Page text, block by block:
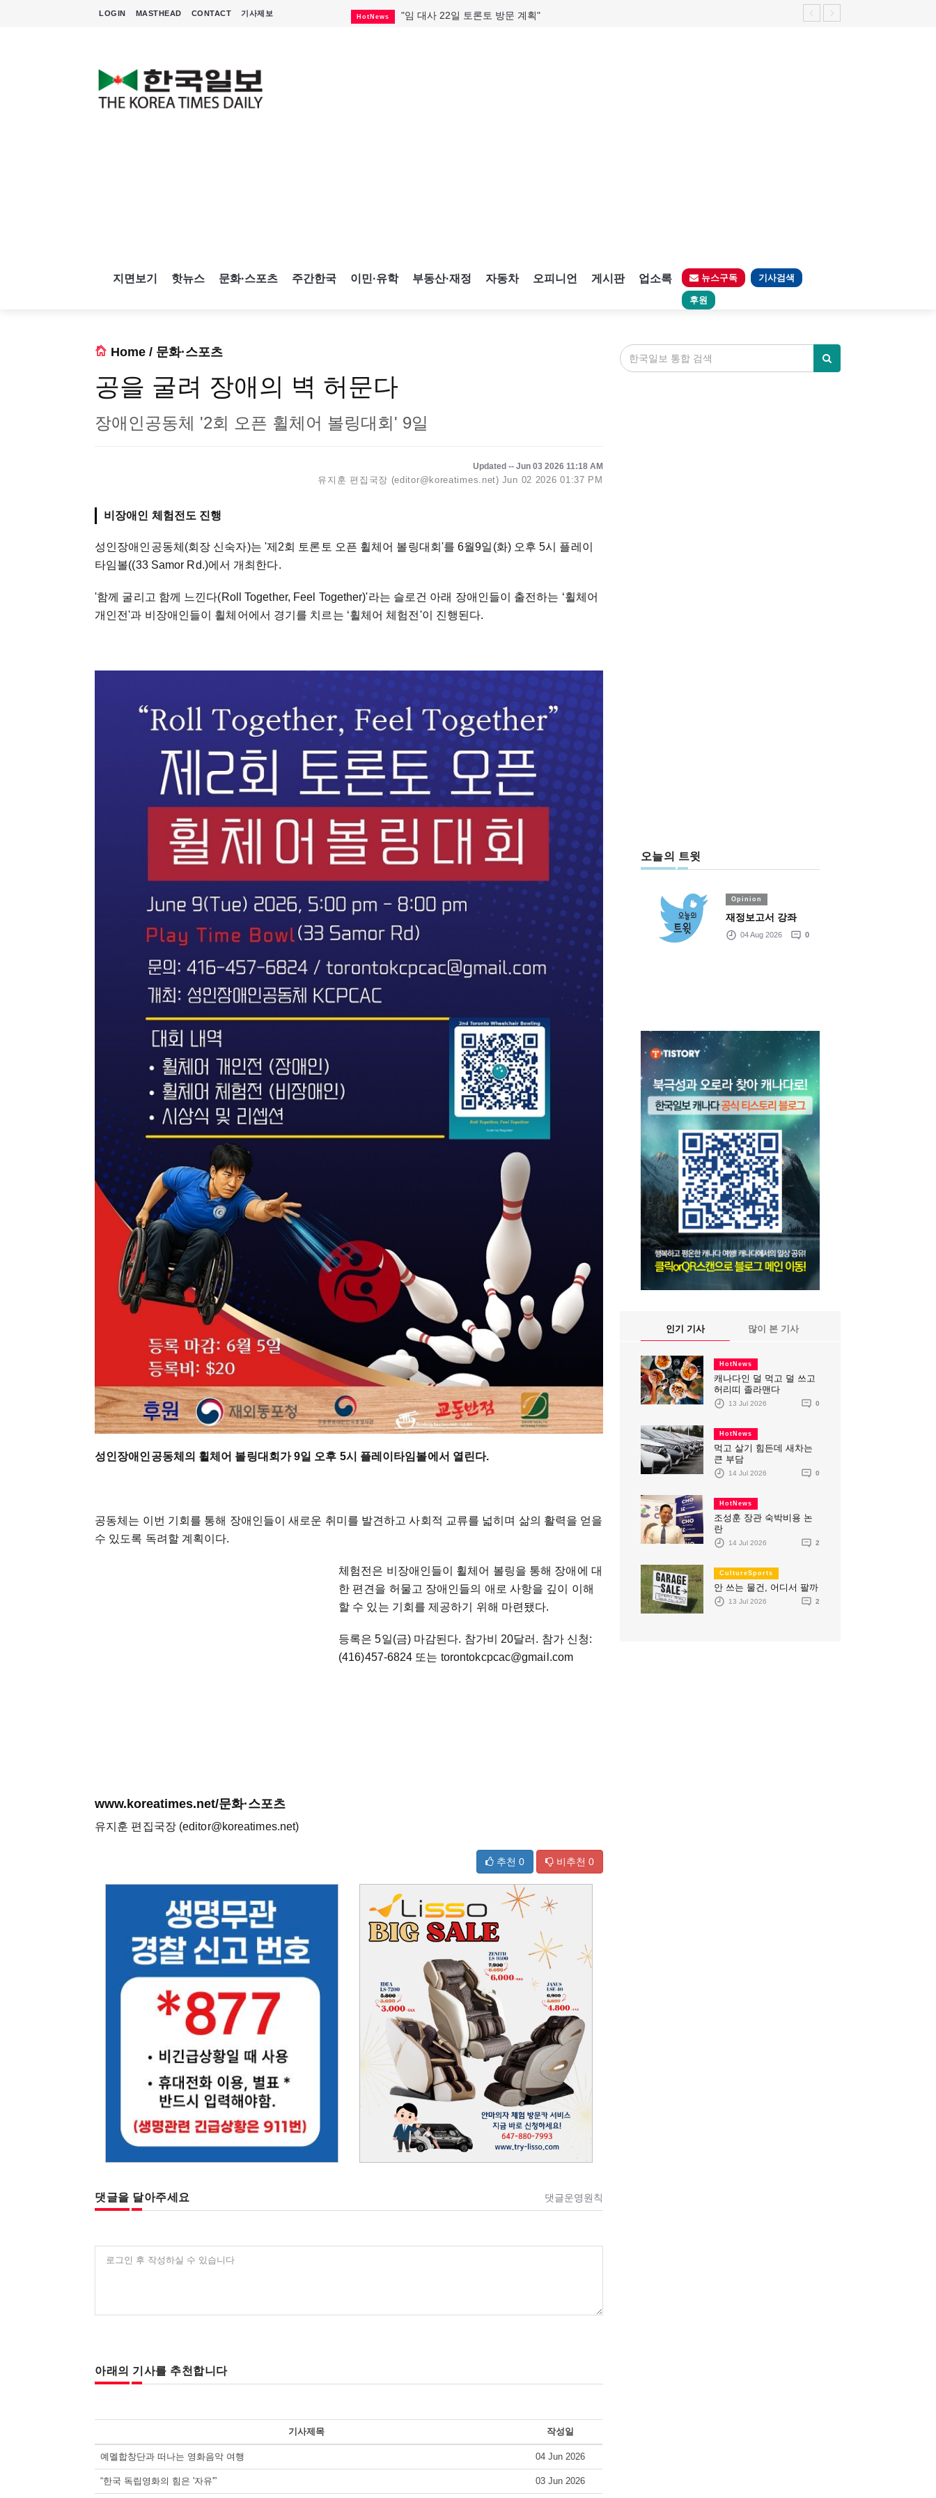
LOGIN MASTHEAD CONTACT 기사제보 HotNews "임 대사 22일 토론토 방문 계획"
지면보기 핫뉴스 문화·스포츠 주간한국 이민·유학 부동산·재정 자동차 오피니언 게시판 업소록 뉴스구독 기사검색
후원
Home / 문화·스포츠
공을 굴려 장애의 벽 허문다
장애인공동체 '2회 오픈 휠체어 볼링대회' 9일
Updated -- Jun 03 2026 11:18 AM
유지훈 편집국장 (editor@koreatimes.net) Jun 02 2026 01:37 PM
비장애인 체험전도 진행
성인장애인공동체(회장 신숙자)는 '제2회 토론토 오픈 휠체어 볼링대회'를 6월9일(화) 오후 5시 플레이
타임볼((33 Samor Rd.)에서 개최한다.
'함께 굴리고 함께 느낀다(Roll Together, Feel Together)'라는 슬로건 아래 장애인들이 출전하는 ‘휠체어
개인전'과 비장애인들이 휠체어에서 경기를 치르는 ‘휠체어 체험전'이 진행된다.
성인장애인공동체의 휠체어 볼링대회가 9일 오후 5시 플레이타임볼에서 열린다.
공동체는 이번 기회를 통해 장애인들이 새로운 취미를 발견하고 사회적 교류를 넓히며 삶의 활력을 얻을
수 있도록 독려할 계획이다.
체험전은 비장애인들이 휠체어 볼링을 통해 장애에 대
한 편견을 허물고 장애인들의 애로 사항을 깊이 이해
할 수 있는 기회를 제공하기 위해 마련됐다.
등록은 5일(금) 마감된다. 참가비 20달러. 참가 신청:
(416)457-6824 또는 torontokcpcac@gmail.com
www.koreatimes.net/문화·스포츠
유지훈 편집국장 (editor@koreatimes.net)
추천 0 비추천 0
댓글을 달아주세요 댓글운영원칙
로그인 후 작성하실 수 있습니다
아래의 기사를 추천합니다
기사제목 작성일
예멜합창단과 떠나는 영화음악 여행 04 Jun 2026
“한국 독립영화의 힘은 '자유'” 03 Jun 2026
오늘의 트윗
Opinion
재정보고서 강좌
04 Aug 2026 0
인기 기사 많이 본 기사
HotNews
캐나다인 덜 먹고 덜 쓰고
허리띠 졸라맨다
13 Jul 2026 0
HotNews
먹고 살기 힘든데 새차는
큰 부담
14 Jul 2026 0
HotNews
조성훈 장관 숙박비용 논
란
14 Jul 2026 2
CultureSports
안 쓰는 물건, 어디서 팔까
13 Jul 2026 2